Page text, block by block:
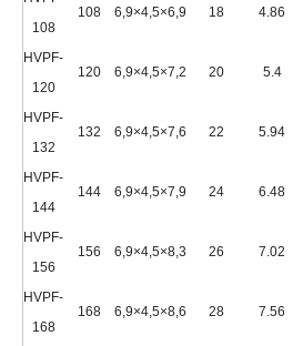
108
108 6,9×4,5×6,9 18 4.86
HVPF-
120
120 6,9×4,5×7,2 20 5.4
HVPF-
132
132 6,9×4,5×7,6 22 5.94
HVPF-
144
144 6,9×4,5×7,9 24 6.48
HVPF-
156
156 6,9×4,5×8,3 26 7.02
HVPF-
168
168 6,9×4,5×8,6 28 7.56